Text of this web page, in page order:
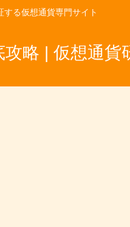
る仮想通貨専門サイト
略 | 仮想通貨